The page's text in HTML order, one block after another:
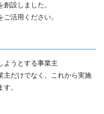
設しました。
活用ください。
ようとする事業主
だけでなく、これから実施
。